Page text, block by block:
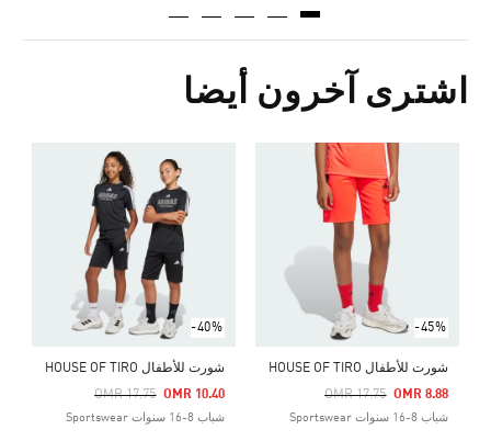
اشترى آخرون أيضا
-45%
شورت للأطفال HOUSE OF TIRO
Price Reduced From
OMR 17.75
To OMR 8.88
شباب 8-16 سنوات Sportswear
-40%
شورت للأطفال HOUSE OF TIRO
Price Reduced From
OMR 17.75
To OMR 10.40
شباب 8-16 سنوات Sportswear
Price Reduced From